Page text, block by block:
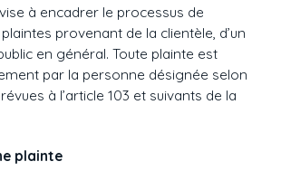
à encadrer le processus de
provenant de la clientèle, d’un
en général. Toute plainte est
par la personne désignée selon
à l’article 103 et suivants de la
plainte